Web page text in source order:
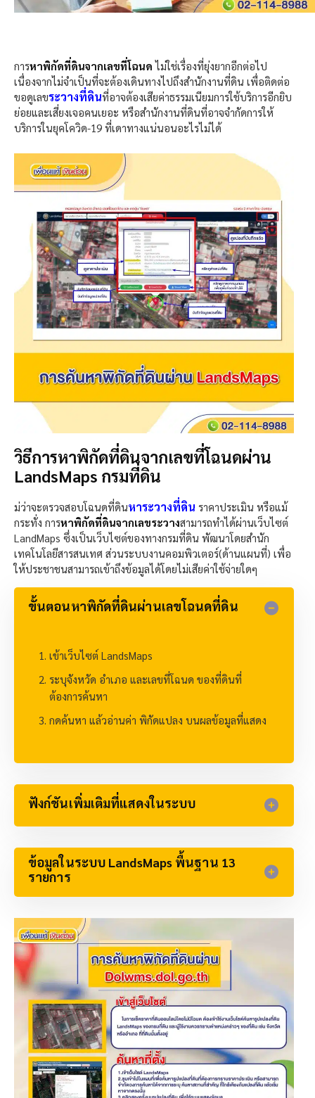
การหาพิกัดที่ดินจากเลขที่โฉนดไม่ใช่เรื่องที่ยุ่งยากอีกต่อไป
เนื่องจากไม่จำเป็นที่จะต้องเดินทางไปถึงสำนักงานที่ดิน เพื่อติดต่อ
ขอดูเลขระวางที่ดินที่อาจต้องเสียค่าธรรมเนียมการใช้บริการอีกยิบ
ย่อยและเสี่ยงเจอคนเยอะ หรือสำนักงานที่ดินที่อาจจำกัดการให้
บริการในยุคโควิด-19 ที่เดาทางแน่นอนอะไรไม่ได้
วิธีการหาพิกัดที่ดินจากเลขที่โฉนดผ่าน
LandsMaps กรมที่ดิน
ม่ว่าจะตรวจสอบโฉนดที่ดินหาระวางที่ดิน ราคาประเมิน หรือแม้
กระทั่ง การหาพิกัดที่ดินจากเลขระวางสามารถทำได้ผ่านเว็บไซต์
LandMaps ซึ่งเป็นเว็บไซต์ของทางกรมที่ดิน พัฒนาโดยสำนัก
เทคโนโลยีสารสนเทศ ส่วนระบบงานคอมพิวเตอร์(ด้านแผนที่) เพื่อ
ให้ประชาชนสามารถเข้าถึงข้อมูลได้โดยไม่เสียค่าใช้จ่ายใดๆ
ขั้นตอนหาพิกัดที่ดินผ่านเลขโฉนดที่ดิน​
เข้าเว็บไซต์ LandsMaps
ระบุจังหวัด อำเภอ และเลขที่โฉนด ของที่ดินที่
ต้องการค้นหา
กดค้นหา แล้วอ่านค่า พิกัดแปลง บนผลข้อมูลที่แสดง
ฟังก์ชันเพิ่มเติมที่แสดงในระบบ​
ข้อมูลในระบบ LandsMaps พื้นฐาน 13
รายการ​